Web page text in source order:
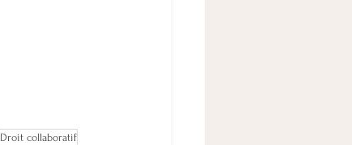
Droit collaboratif